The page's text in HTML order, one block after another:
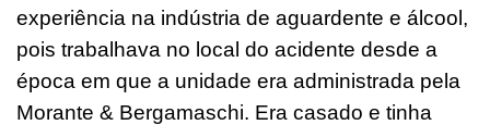
experiência na indústria de aguardente e álcool,
pois trabalhava no local do acidente desde a
época em que a unidade era administrada pela
Morante & Bergamaschi. Era casado e tinha